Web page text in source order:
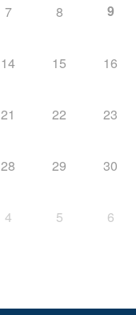
7 8 9
14 15 16
21 22 23
28 29 30
4 5 6